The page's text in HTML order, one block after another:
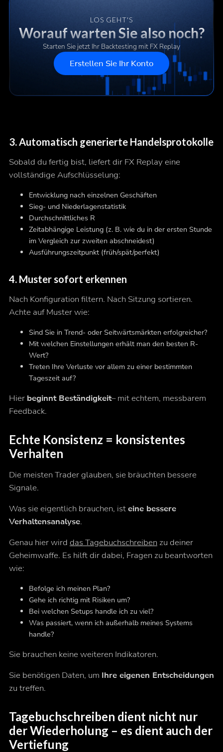
LOS GEHT'S
Worauf warten Sie also noch?
Starten Sie jetzt Ihr Backtesting mit FX Replay
Erstellen Sie Ihr Konto
3.Automatisch generierte Handelsprotokolle
Sobald du fertig bist, liefert dir FX Replay eine
vollständige Aufschlüsselung:
Entwicklung nach einzelnen Geschäften
Sieg- und Niederlagenstatistik
Durchschnittliches R
Zeitabhängige Leistung (z. B. wie du in der ersten Stunde
im Vergleich zur zweiten abschneidest)
Ausführungszeitpunkt (früh/spät/perfekt)
4. Muster sofort erkennen
Nach Konfiguration filtern. Nach Sitzung sortieren.
Achte auf Muster wie:
Sind Sie in Trend- oder Seitwärtsmärkten erfolgreicher?
Mit welchen Einstellungen erhält man den besten R-
Wert?
Treten Ihre Verluste vor allem zu einer bestimmten
Tageszeit auf?
Hier beginnt Beständigkeit– mit echtem, messbarem
Feedback.
Echte Konsistenz = konsistentes
Verhalten
Die meisten Trader glauben, sie bräuchten bessere
Signale.
Was sie eigentlich brauchen, isteine bessere
Verhaltensanalyse.
Genau hier wird das Tagebuchschreiben zu deiner
Geheimwaffe. Es hilft dir dabei, Fragen zu beantworten
wie:
Befolge ich meinen Plan?
Gehe ich richtig mit Risiken um?
Bei welchen Setups handle ich zu viel?
Was passiert, wenn ich außerhalb meines Systems
handle?
Sie brauchen keine weiteren Indikatoren.
Sie benötigen Daten, um Ihre eigenen Entscheidungen
zu treffen.
Tagebuchschreiben dient nicht nur
der Wiederholung – es dient auch der
Vertiefung